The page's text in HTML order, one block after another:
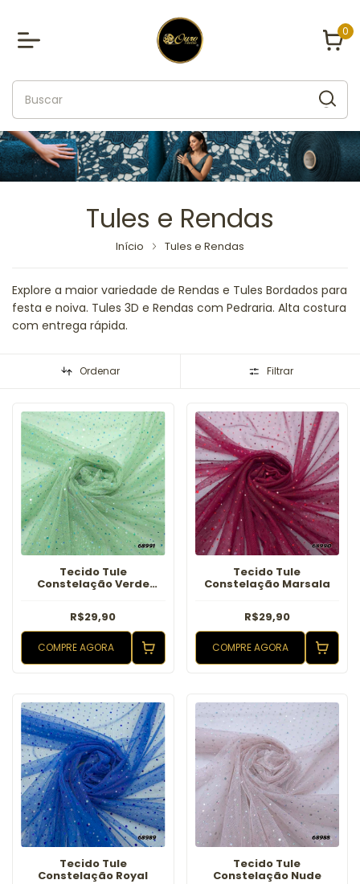
0
Tules e Rendas
Início Tules e Rendas
Explore a maior variedade de Rendas e Tules Bordados para
festa e noiva. Tules 3D e Rendas com Pedraria. Alta costura
com entrega rápida.
Ordenar Filtrar
Tecido Tule
Constelação Verde
R$29,90
COMPRE AGORA
Tecido Tule
Constelação Marsala
R$29,90
COMPRE AGORA
Tecido Tule
Constelação Royal
Tecido Tule
Constelação Nude